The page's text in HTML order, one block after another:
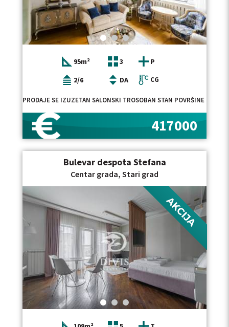
95m² 3
P
2/6
DA CG
PRODAJE SE IZUZETAN SALONSKI TROSOBAN STAN POVRŠINE 95
417000
Bulevar despota Stefana
Centar grada, Stari grad